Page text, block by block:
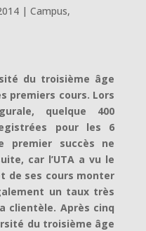
| Campus,
du troisième âge
premiers cours. Lors
quelque 400
pour les 6
premier succès ne
car l’UTA a vu le
de ses cours monter
un taux très
clientèle. Après cinq
du troisième âge